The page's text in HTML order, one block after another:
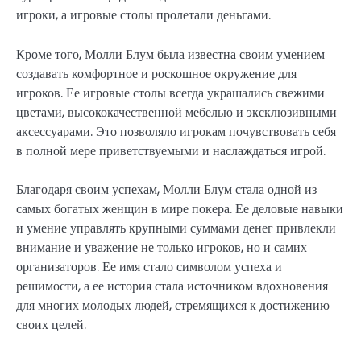
игроки, а игровые столы пролетали деньгами.
Кроме того, Молли Блум была известна своим умением
создавать комфортное и роскошное окружение для
игроков. Ее игровые столы всегда украшались свежими
цветами, высококачественной мебелью и эксклюзивными
аксессуарами. Это позволяло игрокам почувствовать себя
в полной мере приветствуемыми и наслаждаться игрой.
Благодаря своим успехам, Молли Блум стала одной из
самых богатых женщин в мире покера. Ее деловые навыки
и умение управлять крупными суммами денег привлекли
внимание и уважение не только игроков, но и самих
организаторов. Ее имя стало символом успеха и
решимости, а ее история стала источником вдохновения
для многих молодых людей, стремящихся к достижению
своих целей.